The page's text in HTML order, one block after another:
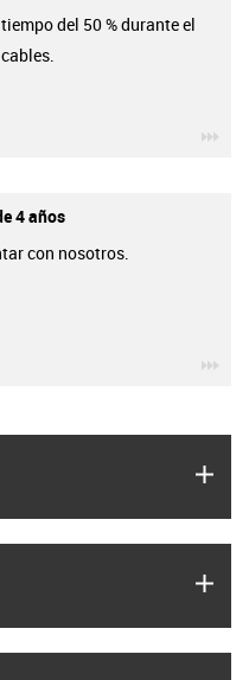
del 50 % durante el
4 años
con nosotros.